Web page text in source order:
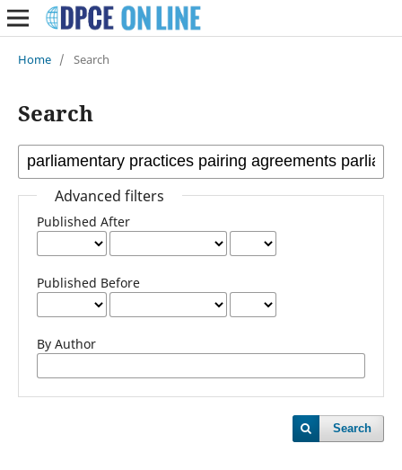
Home / Search
Search
Advanced filters
Published After
Published Before
By Author
Search